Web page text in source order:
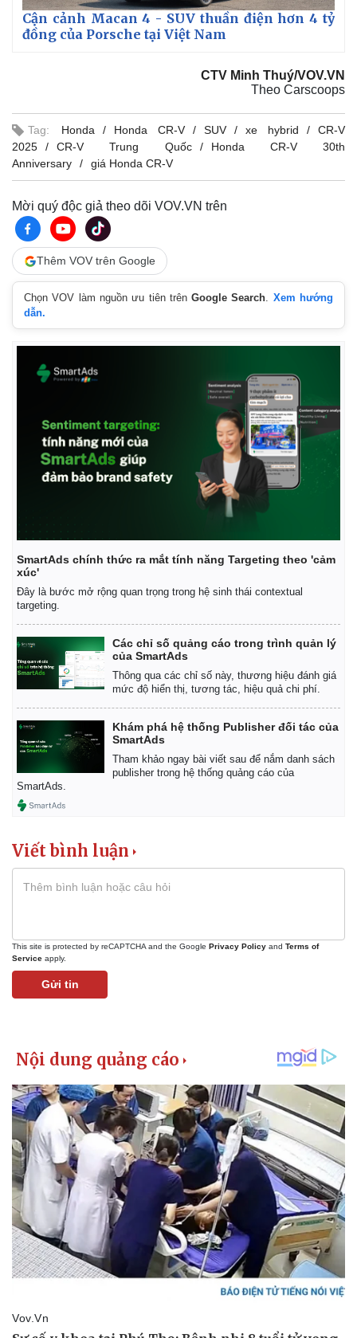
Pháp luật
Tin nóng
Tư vấn luật
Việt Nam
Phân tích
Cận cảnh Macan 4 - SUV thuần điện hơn 4 tỷ
đồng của Porsche tại Việt Nam
CTV Minh Thuý/VOV.VN
Theo Carscoops
Tag: Honda Honda CR-V SUV xe hybrid
CR-V
2025
CR-V Trung Quốc
Honda CR-V 30th
Anniversary
giá Honda CR-V
Mời quý độc giả theo dõi VOV.VN trên
Thêm VOV trên Google
Chọn VOV làm nguồn ưu tiên trênGoogle Search. Xem hướng
dẫn.
SmartAds chính thức ra mắt tính năng Targeting theo 'cảm
xúc'
Đây là bước mở rộng quan trọng trong hệ sinh thái contextual
targeting.
Các chỉ số quảng cáo trong trình quản lý
của SmartAds
Thông qua các chỉ số này, thương hiệu đánh giá
mức độ hiển thị, tương tác, hiệu quả chi phí.
Khám phá hệ thống Publisher đối tác của
SmartAds
Tham khảo ngay bài viết sau để nắm danh sách
publisher trong hệ thống quảng cáo của
SmartAds.
Viết bình luận
This site is protected by reCAPTCHA and the Google Privacy Policy and Terms of
Service apply.
Gửi tin